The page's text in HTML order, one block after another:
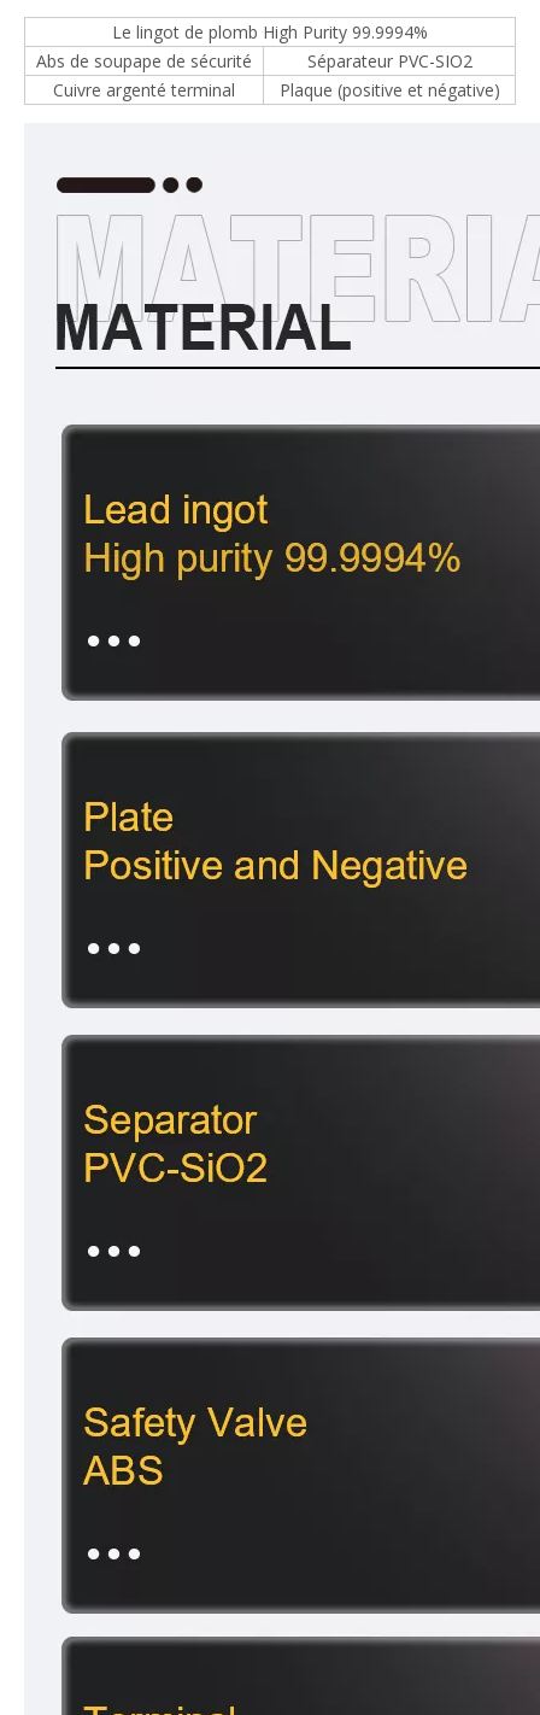
Le lingot de plomb High Purity 99.9994%
Abs de soupape de sécurité
Séparateur PVC-SIO2
Cuivre argenté terminal
Plaque (positive et négative)